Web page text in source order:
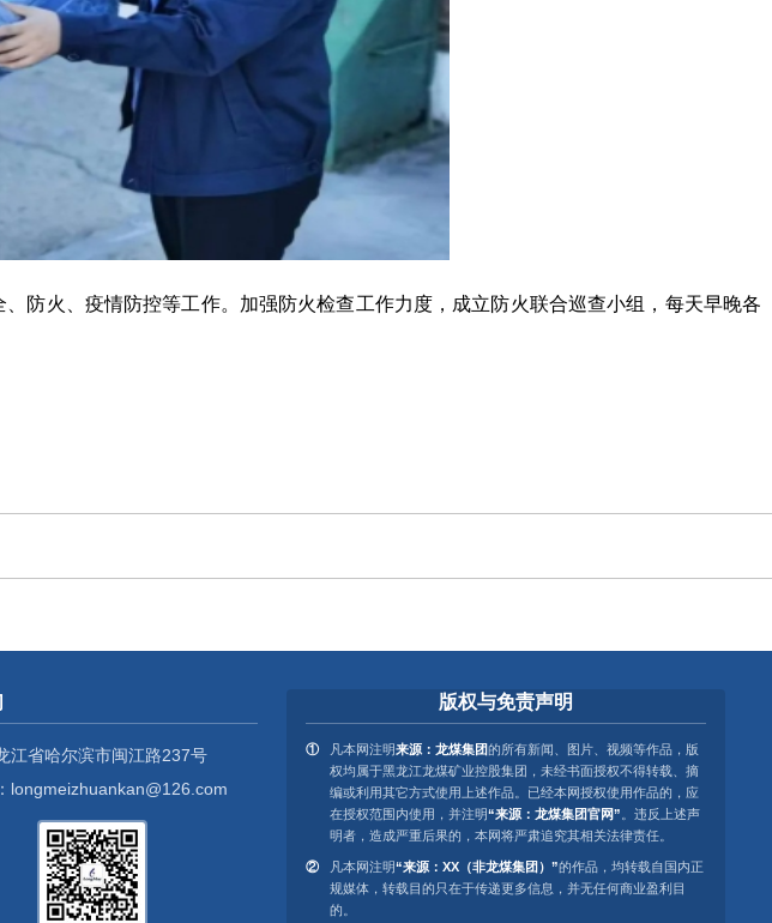
防火、疫情防控等工作。加强防火检查工作力度，成立防火联合巡查小组，每天早晚各
江省哈尔滨市闽江路237号
longmeizhuankan@126.com
版权与免责声明
凡本网注明来源：龙煤集团的所有新闻、图片、视频等作品，版
权均属于黑龙江龙煤矿业控股集团，未经书面授权不得转载、摘
编或利用其它方式使用上述作品。已经本网授权使用作品的，应
在授权范围内使用，并注明“来源：龙煤集团官网” 。违反上述声
明者，造成严重后果的，本网将严肃追究其相关法律责任。
凡本网注明“来源：XX（非龙煤集团）”的作品，均转载自国内正
规媒体，转载目的只在于传递更多信息，并无任何商业盈利目
的。